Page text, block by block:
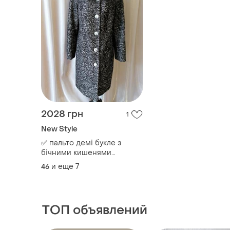
2028 грн
New Style
✅ пальто демі букле з
бічними кишенями
80%wool.7%cashmere.13%nylon
и еще 7
ТОП объявлений